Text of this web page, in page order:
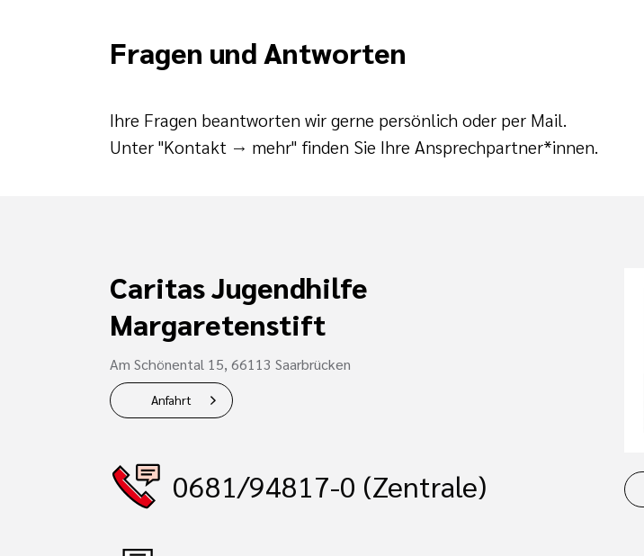
Fragen und Antworten
Ihre Fragen beantworten wir gerne persönlich oder per Mail.
Unter "Kontakt → mehr" finden Sie Ihre Ansprechpartner*innen.
Caritas Jugendhilfe
Margaretenstift
Am Schönental 15, 66113 Saarbrücken
Anfahrt
0681/94817-0 (Zentrale)